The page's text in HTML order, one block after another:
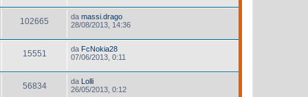
102665 da massi.drago
28/08/2013, 14:36
15551 da FcNokia28
07/06/2013, 0:11
56834 da Lolli
26/05/2013, 0:12